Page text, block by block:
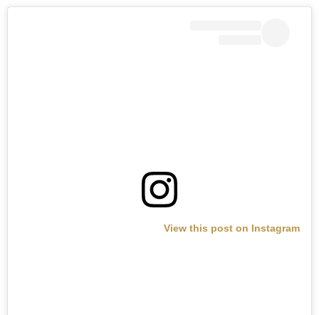
View this post on Instagram